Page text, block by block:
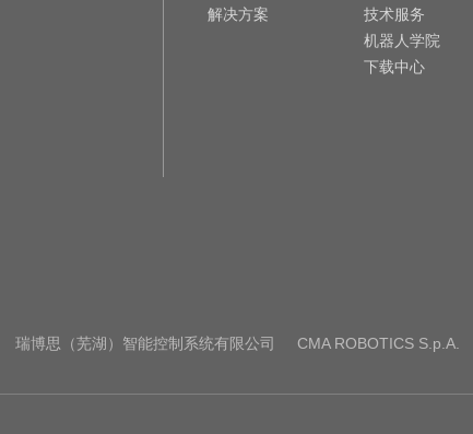
解决方案
技术服务
机器人学院
下载中心
瑞博思（芜湖）智能控制系统有限公司 CMA ROBOTICS S.p.A.